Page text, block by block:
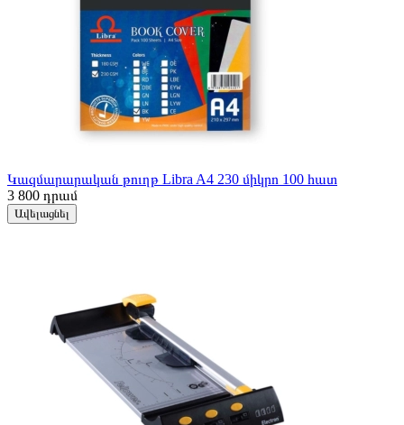
Կազմարարական թուղթ Libra A4 230 միկրո 100 հատ
3 800 դրամ
Ավելացնել